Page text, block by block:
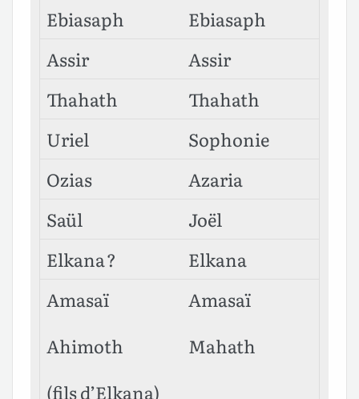
Ebiasaph
Ebiasaph
Assir
Assir
Thahath
Thahath
Uriel
Sophonie
Ozias
Azaria
Saül
Joël
Elkana ?
Elkana
Amasaï
Ahimoth
(fils d’Elkana)
Amasaï
Mahath